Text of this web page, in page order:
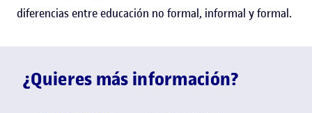
diferencias entre educación no formal, informal y formal.
¿Quieres más información?